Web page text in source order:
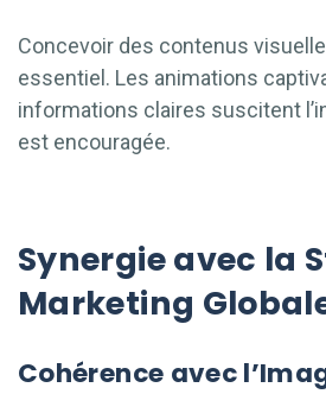
Concevoir des contenus
essentiel. Les animations
informations claires suscitent
est encouragée.
Synergie avec la
Marketing
Cohérence avec